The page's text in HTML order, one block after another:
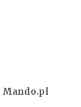
Mando.pl